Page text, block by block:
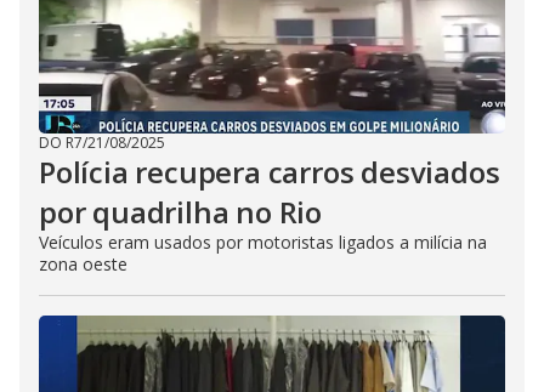
DO R7/21/08/2025
Polícia recupera carros desviados
por quadrilha no Rio
Veículos eram usados por motoristas ligados a milícia na
zona oeste